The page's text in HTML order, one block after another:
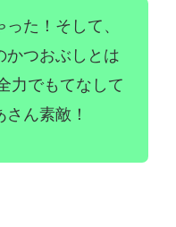
た！そして、
かつおぶしとは
力でもてなして
さん素敵！